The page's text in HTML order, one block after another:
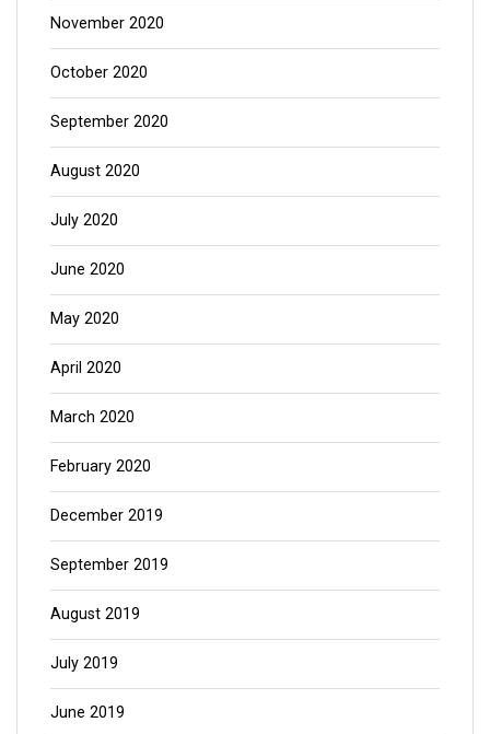
November 2020
October 2020
September 2020
August 2020
July 2020
June 2020
May 2020
April 2020
March 2020
February 2020
December 2019
September 2019
August 2019
July 2019
June 2019